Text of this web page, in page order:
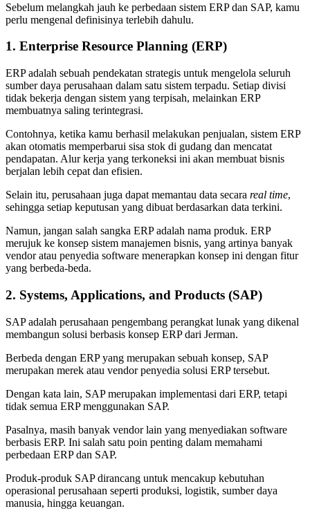
Sebelum melangkah jauh ke perbedaan sistem ERP dan SAP, kamu
perlu mengenal definisinya terlebih dahulu.
1. Enterprise Resource Planning (ERP)
ERP adalah sebuah pendekatan strategis untuk mengelola seluruh
sumber daya perusahaan dalam satu sistem terpadu. Setiap divisi
tidak bekerja dengan sistem yang terpisah, melainkan ERP
membuatnya saling terintegrasi.
Contohnya, ketika kamu berhasil melakukan penjualan, sistem ERP
akan otomatis memperbarui sisa stok di gudang dan mencatat
pendapatan. Alur kerja yang terkoneksi ini akan membuat bisnis
berjalan lebih cepat dan efisien.
Selain itu, perusahaan juga dapat memantau data secara real time,
sehingga setiap keputusan yang dibuat berdasarkan data terkini.
Namun, jangan salah sangka ERP adalah nama produk. ERP
merujuk ke konsep sistem manajemen bisnis, yang artinya banyak
vendor atau penyedia software menerapkan konsep ini dengan fitur
yang berbeda-beda.
2. Systems, Applications, and Products (SAP)
SAP adalah perusahaan pengembang perangkat lunak yang dikenal
membangun solusi berbasis konsep ERP dari Jerman.
Berbeda dengan ERP yang merupakan sebuah konsep, SAP
merupakan merek atau vendor penyedia solusi ERP tersebut.
Dengan kata lain, SAP merupakan implementasi dari ERP, tetapi
tidak semua ERP menggunakan SAP.
Pasalnya, masih banyak vendor lain yang menyediakan software
berbasis ERP. Ini salah satu poin penting dalam memahami
perbedaan ERP dan SAP.
Produk-produk SAP dirancang untuk mencakup kebutuhan
operasional perusahaan seperti produksi, logistik, sumber daya
manusia, hingga keuangan.